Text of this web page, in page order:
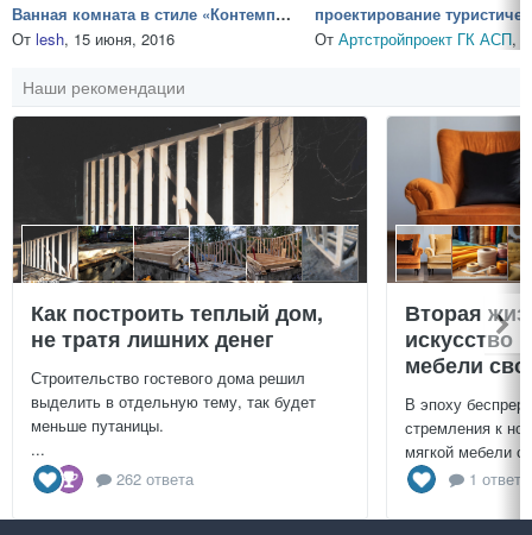
Ванная комната в стиле «Контемпорари»
От lesh, 15 июня, 2016 От Артстройпроект ГК АСП,
Наши рекомендации
Как построить теплый дом,
не тратя лишних денег
Строительство гостевого дома решил
выделить в отдельную тему, так будет
меньше путаницы.
...
262 ответа
Вторая
искусство
мебели
В эпоху
стремления к
мягкой мебели
1 ответ